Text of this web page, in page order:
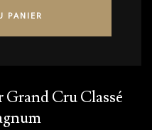
PANIER
Grand Cru Classé